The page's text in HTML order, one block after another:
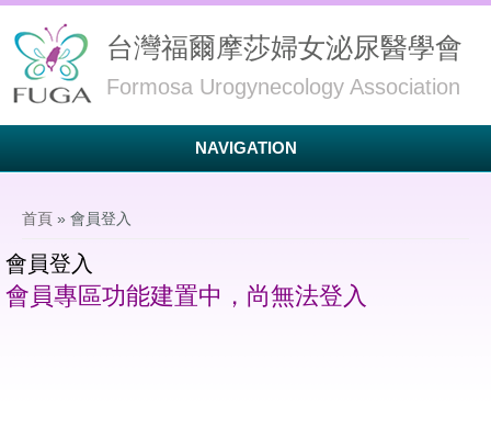
台灣福爾摩莎婦女泌尿醫學會
Formosa Urogynecology Association
NAVIGATION
首頁 » 會員登入
會員登入
會員專區功能建置中，尚無法登入